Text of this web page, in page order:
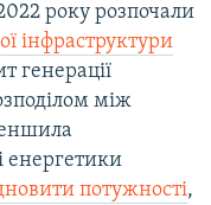
року розпочали
інфраструктури
генерації
між
енергетики
потужності,